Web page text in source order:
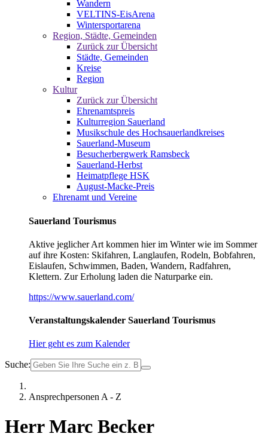
Wandern
VELTINS-EisArena
Wintersportarena
Region, Städte, Gemeinden
Zurück zur Übersicht
Städte, Gemeinden
Kreise
Region
Kultur
Zurück zur Übersicht
Ehrenamtspreis
Kulturregion Sauerland
Musikschule des Hochsauerlandkreises
Sauerland-Museum
Besucherbergwerk Ramsbeck
Sauerland-Herbst
Heimatpflege HSK
August-Macke-Preis
Ehrenamt und Vereine
Sauerland Tourismus
Aktive jeglicher Art kommen hier im Winter wie im Sommer
auf ihre Kosten: Skifahren, Langlaufen, Rodeln, Bobfahren,
Eislaufen, Schwimmen, Baden, Wandern, Radfahren,
Klettern. Zur Erholung laden die Naturparke ein.
https://www.sauerland.com/
Veranstaltungskalender Sauerland Tourismus
Hier geht es zum Kalender
Suche:
Ansprechpersonen A - Z
Herr Marc Becker